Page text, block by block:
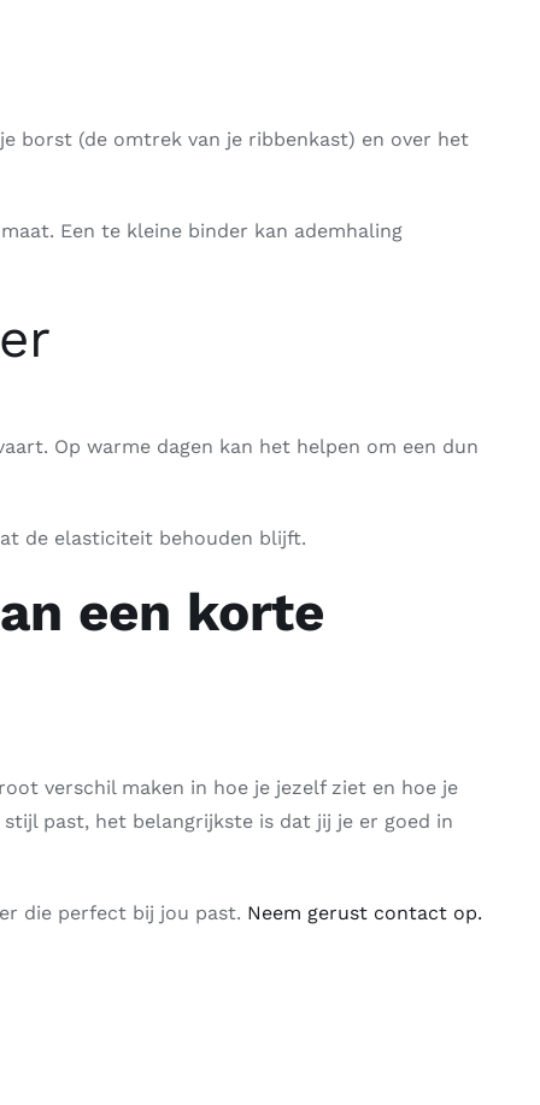
borst (de omtrek van je ribbenkast) en over het
Een te kleine binder kan ademhaling
Op warme dagen kan het helpen om een dun
de elasticiteit behouden blijft.
een korte
verschil maken in hoe je jezelf ziet en hoe je
past, het belangrijkste is dat jij je er goed in
die perfect bij jou past. Neem gerust contact op.